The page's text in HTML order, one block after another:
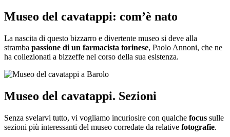
Museo del cavatappi: com’è nato
La nascita di questo bizzarro e divertente museo si deve alla
stramba passione di un farmacista torinese, Paolo Annoni, che ne
ha collezionati a bizzeffe nel corso della sua esistenza.
Museo del cavatappi. Sezioni
Senza svelarvi tutto, vi vogliamo incuriosire con qualche focus sulle
sezioni più interessanti del museo corredate da relative fotografie.